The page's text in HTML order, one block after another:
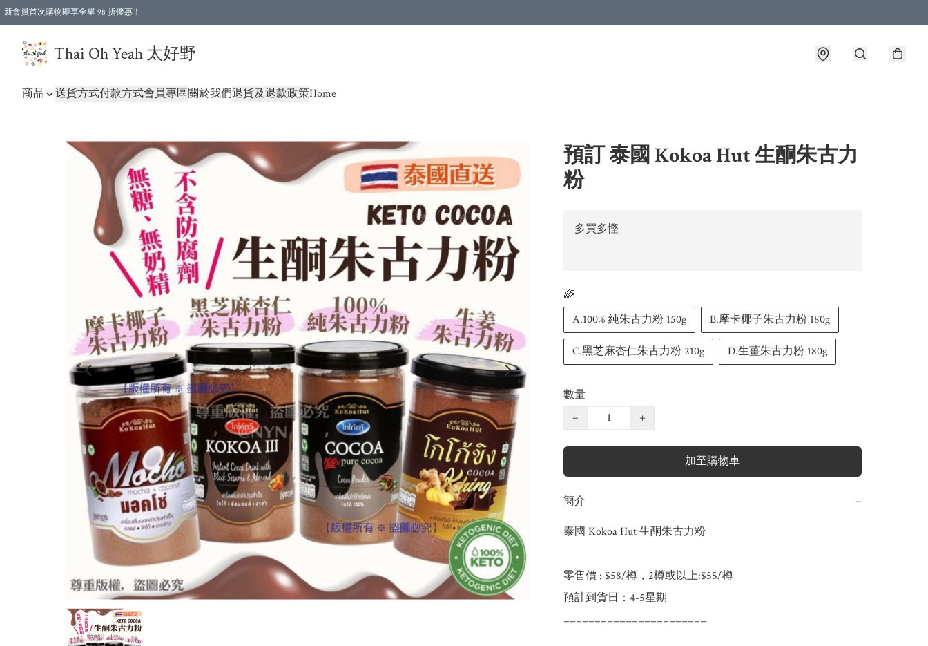
新會員首次購物即享全單 98 折優惠！
Thai Oh Yeah 太好野
商品 送貨方式付款方式會員專區關於我們退貨及退款政策Home
預訂 泰國 Kokoa Hut 生酮朱古力
粉
多買多慳
🌈
A.100% 純朱古力粉 150g
B.摩卡椰子朱古力粉 180g
C.黑芝麻杏仁朱古力粉 210g D.生薑朱古力粉 180g
數量
−
+
加至購物車
簡介 −
泰國 Kokoa Hut 生酮朱古力粉
零售價 : $58/樽，2樽或以上:$55/樽
預計到貨日：4-5星期
=======================